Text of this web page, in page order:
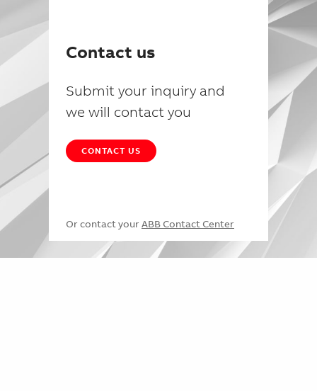
Contact us
Submit your inquiry and
we will contact you
CONTACT US
Or contact your ABB Contact Center